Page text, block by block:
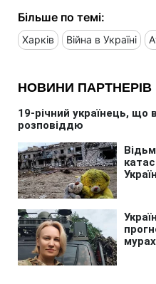
Більше по темі:
Харків Війна в Україні